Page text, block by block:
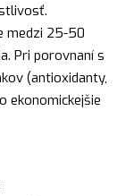
medzi 25-50
Pri porovnaní s
(antioxidanty,
ekonomickejšie